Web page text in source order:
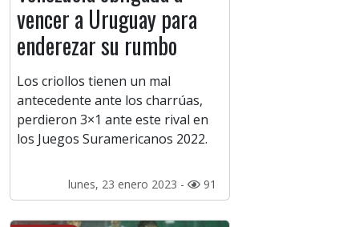
vencer a Uruguay para
enderezar su rumbo
Los criollos tienen un mal
antecedente ante los charrúas,
perdieron 3×1 ante este rival en
los Juegos Suramericanos 2022.
lunes, 23 enero 2023 - 91